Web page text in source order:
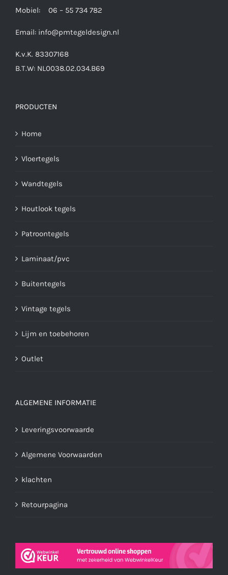
Mobiel: 06 – 55 734 782
Email: info@pmtegeldesign.nl
K.v.K. 83307168
B.T.W: NL0038.02.034.B69
PRODUCTEN
Home
Vloertegels
Wandtegels
Houtlook tegels
Patroontegels
Laminaat/pvc
Buitentegels
Vintage tegels
Lijm en toebehoren
Outlet
ALGEMENE INFORMATIE
Leveringsvoorwaarde
Algemene Voorwaarden
klachten
Retourpagina